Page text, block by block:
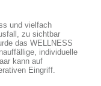
und vielfach
zu sichtbar
das WELLNESS
individuelle
kann auf
Eingriff.